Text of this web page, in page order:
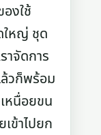
งใช้
ใหญ่ ชุด
าจัดการ
วก็พร้อม
หนื่อยขน
ข้าไปยก